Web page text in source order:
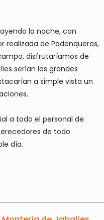
la noche, con
realizada de Podenqueros,
disfrutaríamos de
serían los grandes
a simple vista un
a todo el personal de
de todo
día.